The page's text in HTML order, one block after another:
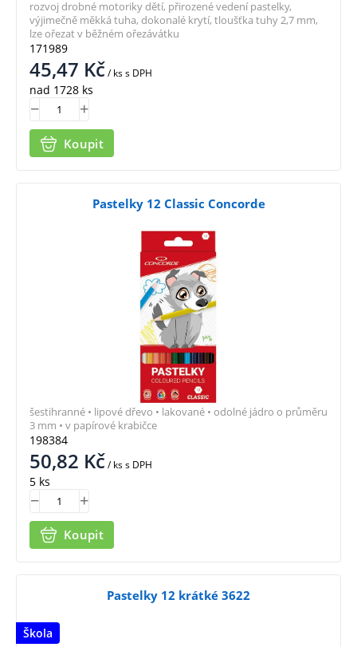
171989
45,47 Kč/ kss DPH
nad 1728 ks
Koupit
rozvoj drobné motoriky dětí, přirozené vedení pastelky,
výjimečně měkká tuha, dokonalé krytí, tloušťka tuhy 2,7 mm,
lze ořezat v běžném ořezávátku
Pastelky 12 Classic Concorde
198384
50,82 Kč/ kss DPH
5 ks
Koupit
šestihranné • lipové dřevo • lakované • odolné jádro o průměru
3 mm • v papírové krabičce
Škola
Pastelky 12 krátké 3622